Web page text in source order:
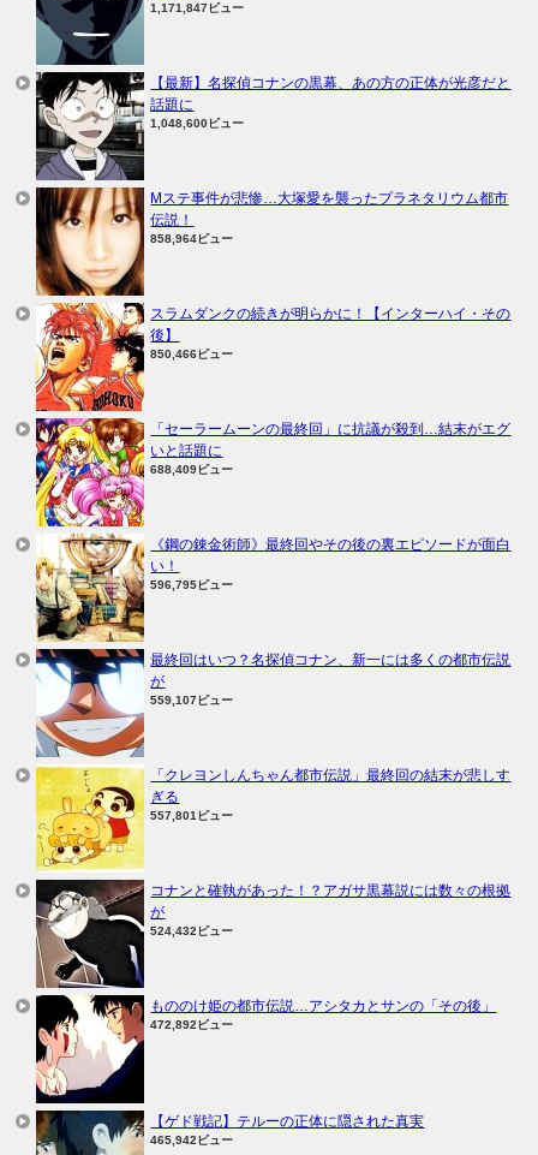
1,171,847ビュー
【最新】名探偵コナンの黒幕、あの方の正体が光彦だと
話題に
1,048,600ビュー
Mステ事件が悲惨…大塚愛を襲ったプラネタリウム都市
伝説！
858,964ビュー
スラムダンクの続きが明らかに！【インターハイ・その
後】
850,466ビュー
「セーラームーンの最終回」に抗議が殺到…結末がエグ
いと話題に
688,409ビュー
《鋼の錬金術師》最終回やその後の裏エピソードが面白
い！
596,795ビュー
最終回はいつ？名探偵コナン、新一には多くの都市伝説
が
559,107ビュー
「クレヨンしんちゃん都市伝説」最終回の結末が悲しす
ぎる
557,801ビュー
コナンと確執があった！？アガサ黒幕説には数々の根拠
が
524,432ビュー
もののけ姫の都市伝説…アシタカとサンの「その後」
472,892ビュー
【ゲド戦記】テルーの正体に隠された真実
465,942ビュー